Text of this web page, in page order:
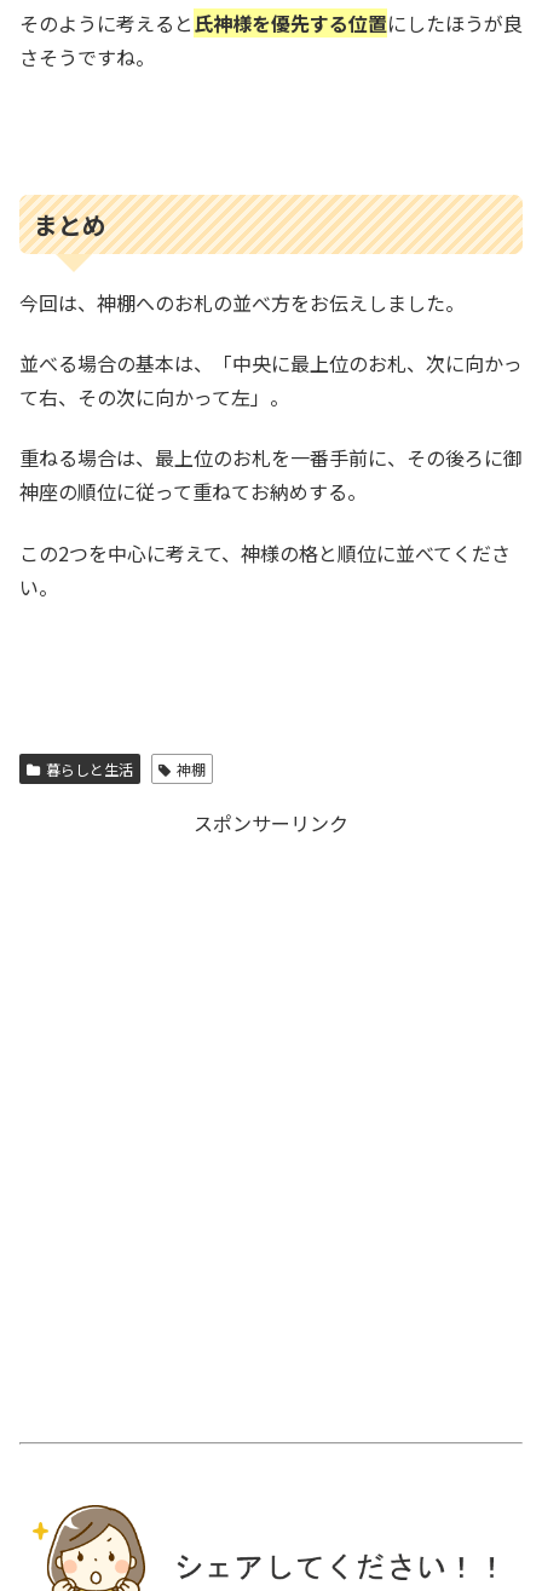
そのように考えると氏神様を優先する位置にしたほうが良
さそうですね。
まとめ
今回は、神棚へのお札の並べ方をお伝えしました。
並べる場合の基本は、「中央に最上位のお札、次に向かっ
て右、その次に向かって左」。
重ねる場合は、最上位のお札を一番手前に、その後ろに御
神座の順位に従って重ねてお納めする。
この2つを中心に考えて、神様の格と順位に並べてくださ
い。
暮らしと生活 神棚
スポンサーリンク